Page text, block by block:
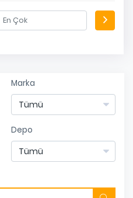
Marka
Depo